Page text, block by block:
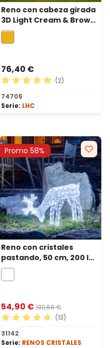
5 estrellas
Reno con cabeza girada
3D Light Cream & Brown
85 cm, 120 led blanco
extra cálido
76,40 €
Calificación promedio de
(2)
74705
Serie: LHC
5 estrellas
Promo 58%
Reno con cristales
pastando, 50 cm, 200 led
blanco frío
54,90 € 130,66 €
Calificación promedio de
(13)
31142
Serie: RENOS CRISTALES